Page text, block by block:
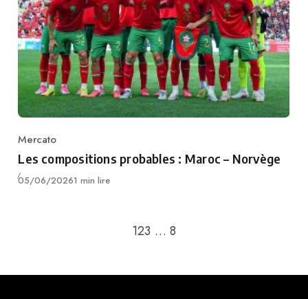
Category
Mercato
Les compositions probables : Maroc – Norvège
Publié
05/06/20261 min lire
123 … 8